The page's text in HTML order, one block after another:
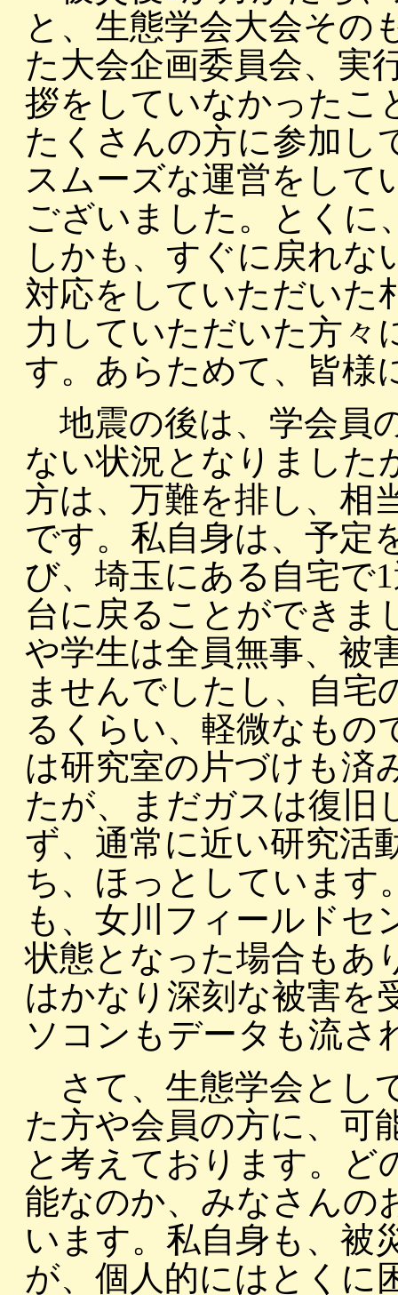
と、生態学会大会その
た大会企画委員会、実
拶をしていなかったこ
たくさんの方に参加し
スムーズな運営をして
ございました。とくに
しかも、すぐに戻れな
対応をしていただいた
力していただいた方々
す。あらためて、皆様
地震の後は、学会員
ない状況となりました
方は、万難を排し、相
です。私自身は、予定
び、埼玉にある自宅で
台に戻ることができま
や学生は全員無事、被
ませんでしたし、自宅
るくらい、軽微なもの
は研究室の片づけも済
たが、まだガスは復旧
ず、通常に近い研究活
ち、ほっとしています
も、女川フィールドセ
状態となった場合もあ
はかなり深刻な被害を
ソコンもデータも流さ
さて、生態学会とし
た方や会員の方に、可
と考えております。ど
能なのか、みなさんの
います。私自身も、被
が、個人的にはとくに